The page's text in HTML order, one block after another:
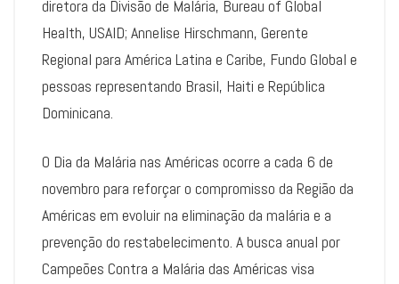
diretora da Divisão de Malária, Bureau of Global
Health, USAID; Annelise Hirschmann, Gerente
Regional para América Latina e Caribe, Fundo Global e
pessoas representando Brasil, Haiti e República
Dominicana.
O Dia da Malária nas Américas ocorre a cada 6 de
novembro para reforçar o compromisso da Região da
Américas em evoluir na eliminação da malária e a
prevenção do restabelecimento. A busca anual por
Campeões Contra a Malária das Américas visa